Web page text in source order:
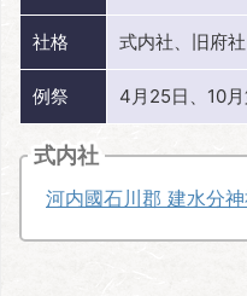
社格 式内社、旧府社
例祭 4月25日、10
式内社
河内國石川郡 建水分